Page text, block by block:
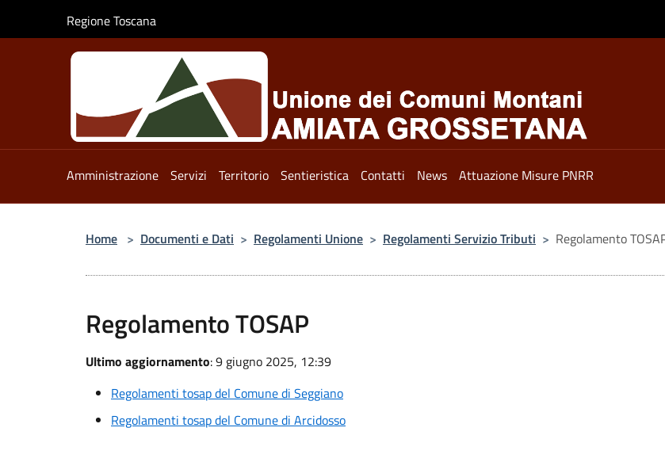
Regione Toscana
Amministrazione Servizi Territorio Sentieristica Contatti News Attuazione Misure PNRR
Home > Documenti e Dati > Regolamenti Unione > Regolamenti Servizio Tributi > Regolamento
Regolamento TOSAP
Ultimo aggiornamento: 9 giugno 2025, 12:39
Regolamenti tosap del Comune di Seggiano
Regolamenti tosap del Comune di Arcidosso